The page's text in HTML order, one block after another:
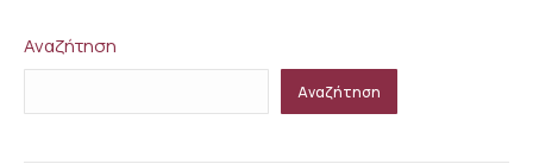
Αναζήτηση
Αναζήτηση